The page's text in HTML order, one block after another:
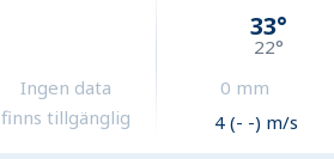
Ingen data
finns tillgänglig
33°
22°
0 mm
4 (- -) m/s